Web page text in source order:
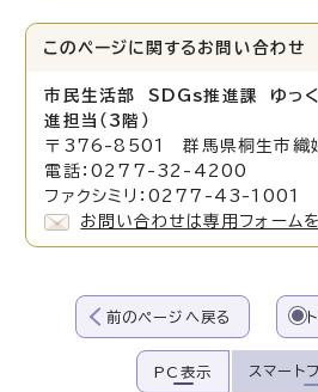
このページに関する お問い合わせ
市民生活部 SDGs推進課 ゆっく
進担当（3階）
〒376-8501 群馬県桐生市織
電話：0277-32-4200
ファクシミリ：0277-43-1001
お問い合わせは専用フォーム
前のページへ戻る
PC表示 スマート